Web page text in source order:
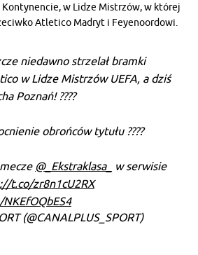
Kontynencie, w Lidze Mistrzów, w której
Atletico Madryt i Feyenoordowi.
niedawno strzelał bramki
w Lidze Mistrzów UEFA, a dziś
Poznań! ????
obrońców tytułu ????
@_Ekstraklasa_
w serwisie
t.co/zr8n1cU2RX
(@CANALPLUS_SPORT)